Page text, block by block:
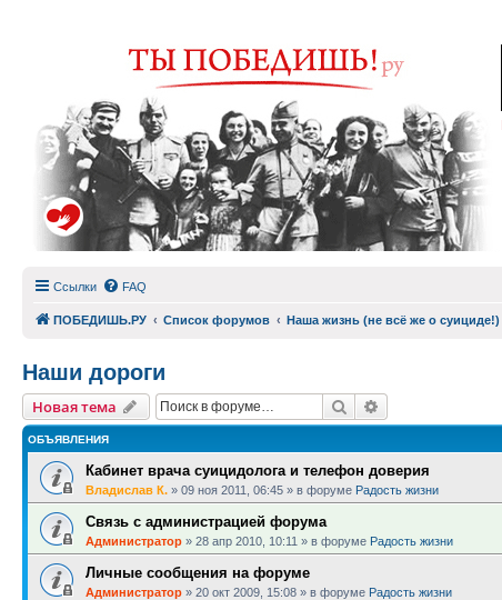
Ссылки FAQ
ПОБЕДИШЬ.РУ Список форумов Наша жизнь (не всё же о суициде!)
Наши дороги
Новая тема Поиск
ОБЪЯВЛЕНИЯ
Кабинет врача суицидолога и телефон доверия
Владислав К. » 09 ноя 2011, 06:45 » в форуме Радость жизни
Связь с администрацией форума
Администратор » 28 апр 2010, 10:11 » в форуме Радость жизни
Личные сообщения на форуме
Администратор » 20 окт 2009, 15:08 » в форуме Радость жизни